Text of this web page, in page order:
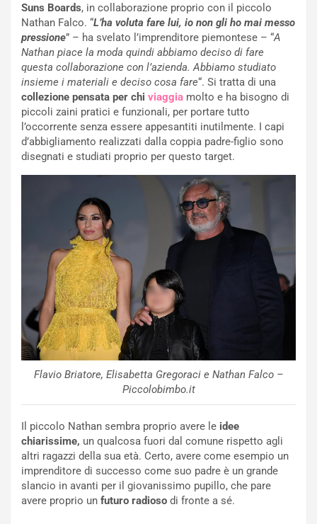
Suns Boards, in collaborazione proprio con il piccolo
Nathan Falco. “L’ha voluta fare lui, io non gli ho mai messo
pressione” – ha svelato l’imprenditore piemontese – “A
Nathan piace la moda quindi abbiamo deciso di fare
questa collaborazione con l’azienda. Abbiamo studiato
insieme i materiali e deciso cosa fare“. Si tratta di una
collezione pensata per chi viaggia molto e ha bisogno di
piccoli zaini pratici e funzionali, per portare tutto
l’occorrente senza essere appesantiti inutilmente. I capi
d’abbigliamento realizzati dalla coppia padre-figlio sono
disegnati e studiati proprio per questo target.
Flavio Briatore, Elisabetta Gregoraci e Nathan Falco –
Piccolobimbo.it
Il piccolo Nathan sembra proprio avere le idee
chiarissime, un qualcosa fuori dal comune rispetto agli
altri ragazzi della sua età. Certo, avere come esempio un
imprenditore di successo come suo padre è un grande
slancio in avanti per il giovanissimo pupillo, che pare
avere proprio un futuro radioso di fronte a sé.